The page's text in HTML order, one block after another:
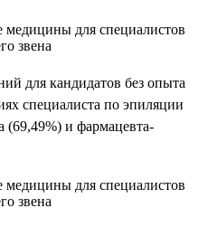
для кандидатов без опыта
специалиста по эпиляции
(69,49%) и фармацевта-